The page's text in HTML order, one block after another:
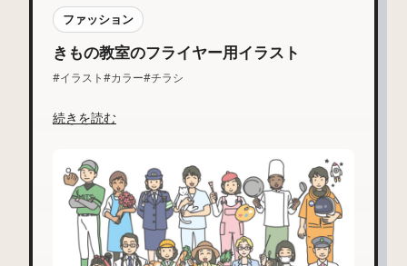
ファッション
きもの教室のフライヤー用イラスト
#イラスト#カラー#チラシ
続きを読む